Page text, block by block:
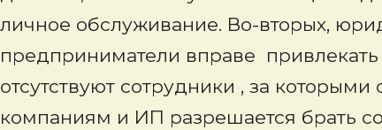
личное обслуживание. Во-вторых,
предприниматели вправе
отсутствуют сотрудники , за
компаниям и ИП разрешается брать